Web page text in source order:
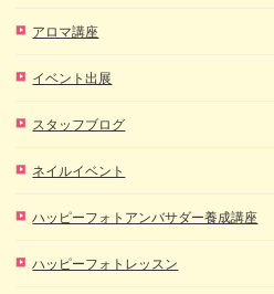
アロマ講座
イベント出展
スタッフブログ
ネイルイベント
ハッピーフォトアンバサダー養成講座
ハッピーフォトレッスン